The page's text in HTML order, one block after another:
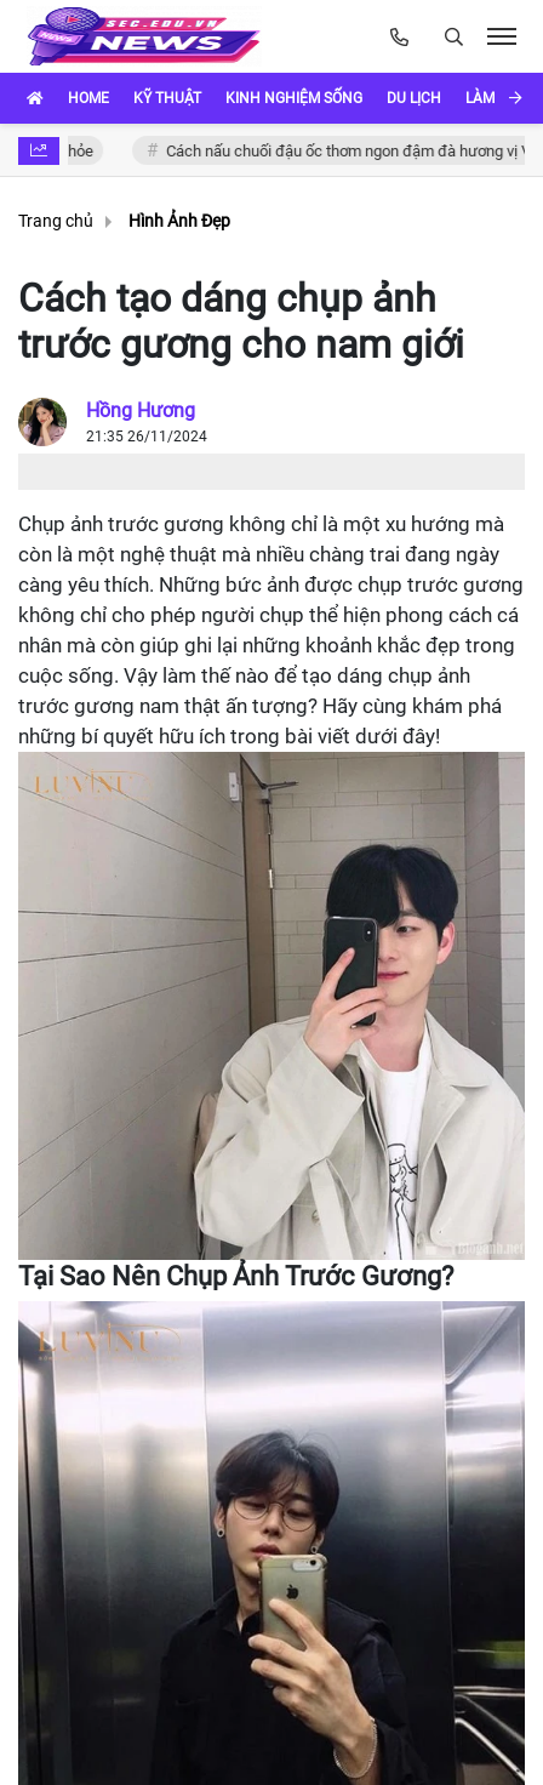
HOME KỸ THUẬT KINH NGHIỆM SỐNG DU LỊCH LÀM ĐẸP
Cách nấu chuối đậu ốc thơm ngon đậm đà hương vị Việt
Trang chủ Hình Ảnh Đẹp
Cách tạo dáng chụp ảnh
trước gương cho nam giới
Hồng Hương
21:35 26/11/2024
Chụp ảnh trước gương không chỉ là một xu hướng mà
còn là một nghệ thuật mà nhiều chàng trai đang ngày
càng yêu thích. Những bức ảnh được chụp trước gương
không chỉ cho phép người chụp thể hiện phong cách cá
nhân mà còn giúp ghi lại những khoảnh khắc đẹp trong
cuộc sống. Vậy làm thế nào để tạo dáng chụp ảnh
trước gương nam thật ấn tượng? Hãy cùng khám phá
những bí quyết hữu ích trong bài viết dưới đây!
Tại Sao Nên Chụp Ảnh Trước Gương?